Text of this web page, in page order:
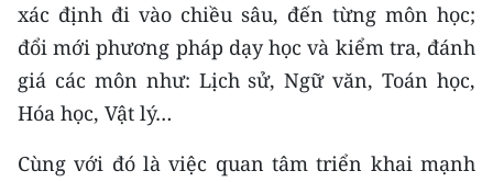
TIN MỚI
TIN ĐỊA PHƯƠNG
Trung du và miền núi phía Bắc
Đồng bằng sông Hồng
xác định đi vào chiều sâu, đến từng môn học;
đổi mới phương pháp dạy học và kiểm tra, đánh
giá các môn như: Lịch sử, Ngữ văn, Toán học,
Hóa học, Vật lý…
Cùng với đó là việc quan tâm triển khai mạnh